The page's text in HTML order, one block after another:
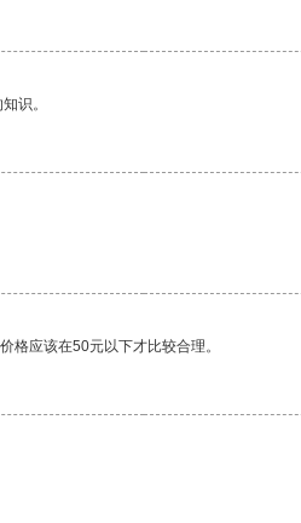
识。
格应该在50元以下才比较合理。